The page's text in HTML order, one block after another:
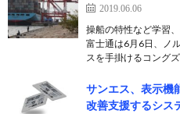
2019.06.06
操船の特性など学習
富士通は6月6日、ノ
スを手掛けるコング
サンエス、表示機
改善支援するシス